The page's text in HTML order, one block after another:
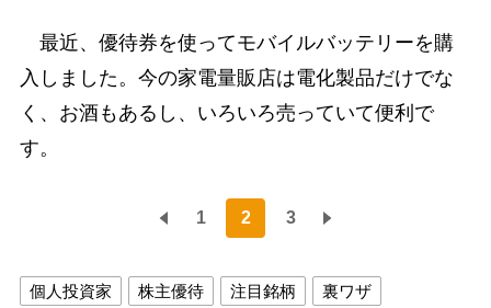
最近、優待券を使ってモバイルバッテリーを購
入しました。今の家電量販店は電化製品だけでな
く、お酒もあるし、いろいろ売っていて便利で
す。
1 2 3
個人投資家 株主優待 注目銘柄 裏ワザ